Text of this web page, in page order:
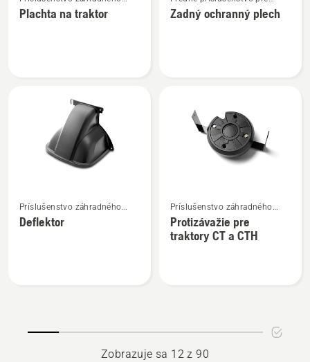
podrobností
traktora
Plachta na traktor
podrobností
kosačky so sediacou
obsluhou
Zadný ochranný plech
viac
podrobností
Príslušenstvo záhradného
traktora
Deflektor
viac
podrobností
Príslušenstvo záhradného
traktora
Protizávažie pre
traktory CT a CTH
Zobrazuje sa 12 z 90